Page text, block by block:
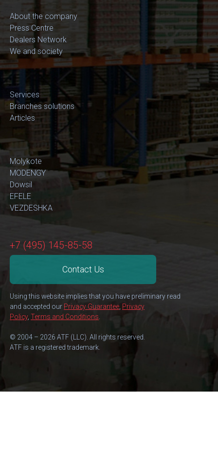
About the company
Press Centre
Dealers Network
We and society
Services
Branches solutions
Articles
Molykote
MODENGY
Dowsil
EFELE
VEZDESHKA
+7 (495) 145-85-58
Contact Us
Using this website implies that you have preliminary read
and accepted our Privacy Guarantee Privacy
Policy, Terms and Conditions
© 2004 – 2026 ATF (LLC). All rights reserved.
ATF is a registered trademark.